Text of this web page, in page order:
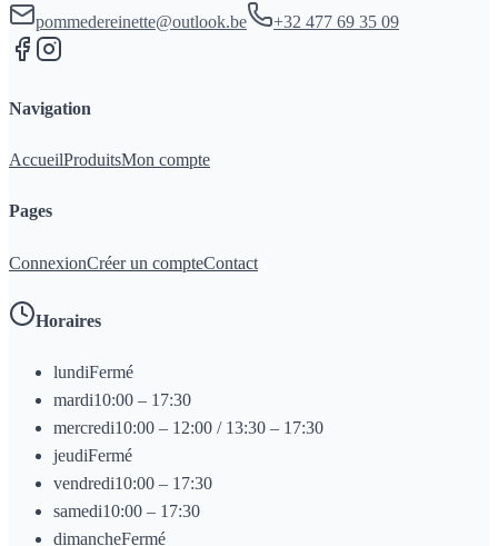
pommedereinette@outlook.be +32 477 69 35 09
Navigation
AccueilProduitsMon compte
Pages
ConnexionCréer un compteContact
Horaires
lundiFermé
mardi10:00 – 17:30
mercredi10:00 – 12:00 / 13:30 – 17:30
jeudiFermé
vendredi10:00 – 17:30
samedi10:00 – 17:30
dimancheFermé